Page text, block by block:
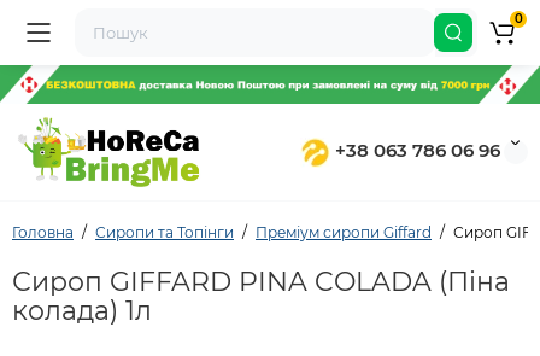
+38 063 786 06 96
0
Головна Сиропи та Топінги Преміум сиропи Giffard Сироп
Сироп GIFFARD PINA COLADA (Піна
колада) 1л